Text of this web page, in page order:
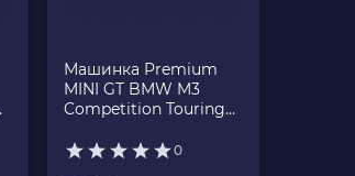
Машинка Premium
MINI GT BMW M3
Competition Touring
0